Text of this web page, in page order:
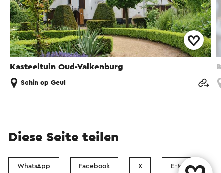
Kasteeltuin Oud-Valkenburg
Schin op Geul
Diese Seite teilen
WhatsApp Facebook X E-Mail